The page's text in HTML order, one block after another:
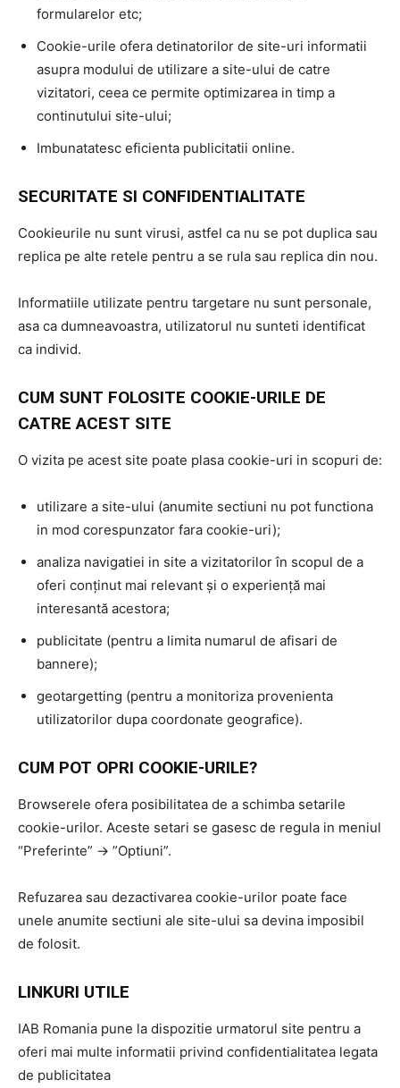
formularelor etc;
Cookie-urile ofera detinatorilor de site-uri informatii
asupra modului de utilizare a site-ului de catre
vizitatori, ceea ce permite optimizarea in timp a
continutului site-ului;
Imbunatatesc eficienta publicitatii online.
SECURITATE SI CONFIDENTIALITATE
Cookieurile nu sunt virusi, astfel ca nu se pot duplica sau
replica pe alte retele pentru a se rula sau replica din nou.
Informatiile utilizate pentru targetare nu sunt personale,
asa ca dumneavoastra, utilizatorul nu sunteti identificat
ca individ.
CUM SUNT FOLOSITE COOKIE-URILE DE
CATRE ACEST SITE
O vizita pe acest site poate plasa cookie-uri in scopuri de:
utilizare a site-ului (anumite sectiuni nu pot functiona
in mod corespunzator fara cookie-uri);
analiza navigatiei in site a vizitatorilor în scopul de a
oferi conținut mai relevant și o experiență mai
interesantă acestora;
publicitate (pentru a limita numarul de afisari de
bannere);
geotargetting (pentru a monitoriza provenienta
utilizatorilor dupa coordonate geografice).
CUM POT OPRI COOKIE-URILE?
Browserele ofera posibilitatea de a schimba setarile
cookie-urilor. Aceste setari se gasesc de regula in meniul
“Preferinte” -> ”Optiuni”.
Refuzarea sau dezactivarea cookie-urilor poate face
unele anumite sectiuni ale site-ului sa devina imposibil
de folosit.
LINKURI UTILE
IAB Romania pune la dispozitie urmatorul site pentru a
oferi mai multe informatii privind confidentialitatea legata
de publicitatea